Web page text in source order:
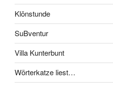
Klönstunde
SuBventur
Villa Kunterbunt
Wörterkatze liest…